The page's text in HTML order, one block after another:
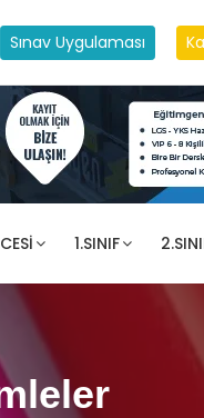
Sınav Uygulaması
1.SINIF